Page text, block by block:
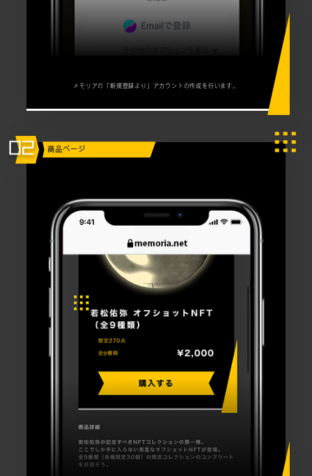
メモリアの「新規登録より」アカウントの作成を行います。
商品ページ